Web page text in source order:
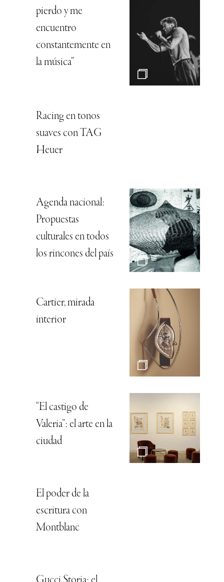
pierdo y me
encuentro
constantemente en
la música”
Racing en tonos
suaves con TAG
Heuer
Agenda nacional:
Propuestas
culturales en todos
los rincones del país
Cartier, mirada
interior
“El castigo de
Valeria”: el arte en la
ciudad
El poder de la
escritura con
Montblanc